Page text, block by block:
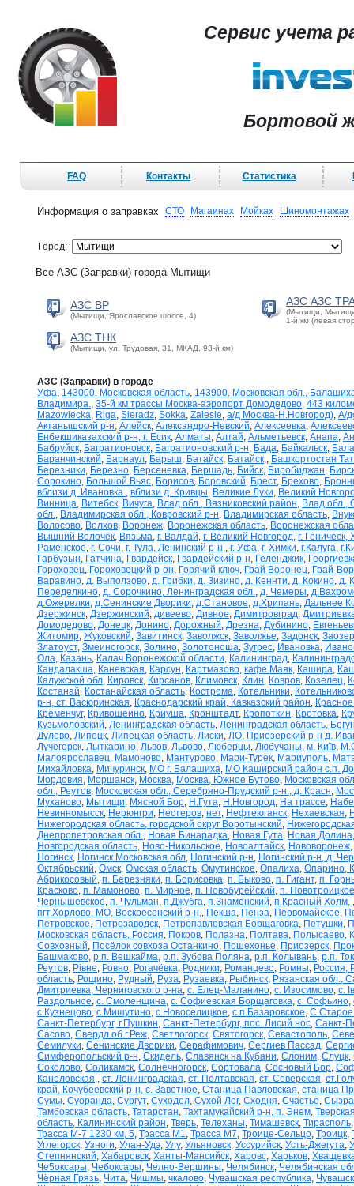
Сервис учета
Бортовой
FAQ Контакты Статистика
Информация о заправках СТО Магаинах Мойках Шиномонтажах
Город:
Все АЗС (Заправки) города Мытищи
АЗС BP
(Мытищи, Ярославское шоссе, 4)
АЗС АЗС
(Мытищи,
1-й км (левая
АЗС ТНК
(Мытищи, ул. Трудовая, 31, МКАД, 93-й км)
АЗС (Заправки) в городе
Уфа, 143000, Московская область, 143900, Московская обл.,
Владимира., 35-й км трассы Москва-аэропорт Домодедово, 443
Mazowiecka, Riga, Sieradz, Sokka, Zalesie, а/д Москва-Н.Новгород), А/
Актанышский р-н, Алейск, Александро-Невский, Алексеевка,
Енбекшиказахский р-н, г. Есик, Алматы, Алтай, Альметьевск, Анапа,
Бабруйск, Багратионовск, Багратионовский р-н, Бада, Байкальск,
Баранчинский, Барнаул, Барыш, Батайск, Батайск,, Башкортостан
Березники, Березно, Берсеневка, Бершадь, Бийск, Биробиджан,
Сорокино, Большой Вьяс, Борисов, Боровский, Брест, Брехово,
вблизи д. Ивановка., вблизи д. Кривцы, Великие Луки, Великий
Винница, Витебск, Вичуга, Влад.обл., Вязниковский район, Влад.обл.,
обл., Владимирская обл., Ковровский р-н, Владимирская область,
Волосово, Волхов, Воронеж, Воронежская область, Воронежская
Вышний Волочек, Вязьма, г. Валдай, г. Великий Новгород, г. Геническ,
Раменское, г. Сочи, г. Тула, Ленинский р-н,, г. Уфа, г. Химки, г.Калуга,
Гарбузын, Гатчина, Гвардейск, Гвардейский р-н, Геленджик,
Гороховец, Гороховецкий р-он, Горячий ключ, Грай Воронец, Грай-
Варавино, д. Выползово, д. Грибки, д. Зизино, д. Кеннти, д. Кокино, д.
Переделкино, д. Сорочкино, Ленинградская обл., д. Чемеры,
д.Ожерелки, д.Сенинские Дворики, д.Становое, д.Хрипань, Дальнее
Дзержинск, Дзержинский, дивеево, Дивное, Димитровград,
Домодедово, Донецк, Донино, Дорожный, Дрезна, Дубинино,
Житомир, Жуковский, Завитинск, Заволжск, Заволжье, Задонск,
Златоуст, Змеиногорск, Золино, Золотоноша, Зугрес, Ивановка,
Ола, Казань, Калач Воронежской области, Калининград,
Кандалакша, Каневская, Карсун, Картмазово, кафе Маяк, Кашира,
Калужской обл, Кировск, Кирсанов, Климовск, Клин, Ковров, Козелец,
Костанай, Костанайская область, Кострома, Котельники,
р-н, ст. Васюринская, Краснодарский край, Кавказский район,
Кременчуг, Кривошеино, Криуша, Кронштадт, Кропоткин, Кротовка,
Кузьмоловский, Ленинградская область, Ленинградская область,
Дулево, Липецк, Липецкая область, Лиски, ЛО, Приозерский р-н д.
Лучегорск, Лыткарино, Львов, Львово, Люберцы, Любучаны, м. Київ,
Малоярославец, Мамоново, Мантурово, Мари-Турек, Мариуполь,
Михайловка, Мичуринск, МО г. Балашиха, МО Каширский район с.п.
Мордовия, Моршанск, Москва, Москва, Южное Бутово, Московская
обл., Реутов, Московская обл., Серебряно-Прудский р-н., д. Красн,
Муханово, Мытищи, Мясной Бор, Н.Гута, Н.Новгород, На трассе,
Невинномысск, Нерюнгри, Нестеров, нет, Нефтеюганск, Нехаевская,
Нижегородская область, городской округ Воротынский,
Днепропетровская обл., Новая Бинарадка, Новая Гута, Новая Долина
Новгородская область, Ново-Никольское, Новоалтайск, Нововоронеж,
Ногинск, Ногинск Московская обл, Ногинский р-н, Ногинский р-н, д.
Октябрьский, Омск, Омская область, Омутинское, Опалиха, Опарино,
Абрикосовый, п. Березняки, п. Борисовка, п. Быково, п. Гигант, п.
Красково, п. Мамоново, п. Мирное, п. Новобурейский, п.
Чернышевское, п. Чульман, п.Джубга, п.Знаменский, п.Красный Холм,
пгт.Хорлово, МО, Воскресенский р-н,, Пекша, Пенза, Первомайское,
Петровское, Петрозаводск, Петропавловская Борщаговка, Петушки,
Московская область, Россия, Покров, Полазна, Полтава, Полысаево,
Совхозный, Посёлок совхоза Останкино, Пошехонье, Приозерск,
Башмаково, р.п. Вешкайма, р.п. Зубова Поляна, р.п. Колывань, р.п.
Реутов, Рівне, Ровно, Рогачёвка, Родники, Романцево, Ромны, Россия,
область, Рощино, Рудный, Руза, Рузаевка, Рыбинск, Рязанская обл.,
Дмитриевка, Черниговского р-на, с. Елец-Маланино, с. Изосимово, с.
Раздольное, с. Смоленщина, с. Софиевская Борщаговка, с. Софьино,
с.Кузнецово, с.Мишутино, с.Новоселицкое, с.п.Базаровское,
Санкт-Петербург, г.Пушкин, Санкт-Петербург, пос. Лисий нос, Санкт-
Сасово, Свердл.об.г.Реж, Светлогорск, Святогорск, Севастополь,
Семилуки, Сенинские Дворики, Серафимович, Сергиев Пассад,
Симферопольский р-н, Скидель, Славянск на Кубани, Слоним, Слуцк,
Соколово, Соликамск, Солнечногорск, Сортовала, Сосновый Бор,
Канеловская,, ст. Ленинградская, ст. Полтавская, ст. Северская,
край, Кочубеевский р-н, с. Заветное, Станица Павловская, станица
Сумы, Суоранда, Сургут, Суходол, Сухой Лог, Сходня, Счастье,
Тамбовская область, Татарстан, Тахтамукайский р-н, п. Энем,
область, Калининский район, Тверь, Телеханы, Тимашевск, Тирасполь
Трасса М-7 1230 км, 5, Трасса М1, Трасса М7, Троице-Сельцо, Троицк,
Углегорск, Узноги, Улан-Удэ, Улу, Ульяновск, Уссурийск, Усть-Джегута,
Степнянский, Хабаровск, Ханты-Мансийск, Харовс, Харьков,
Че5оксары, Чебоксары, Челно-Вершины, Челябинск, Челябинская
Чёрная Грязь, Чита, Чишмы, чкалово, Чувашская республика,